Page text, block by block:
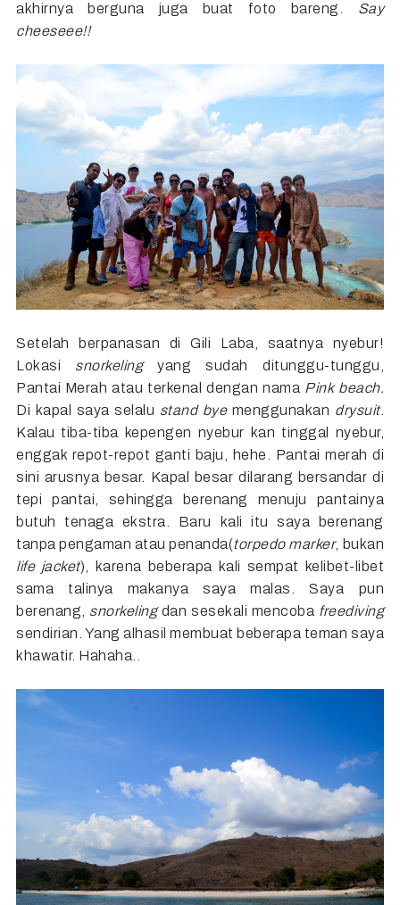
akhirnya berguna juga buat foto bareng. Say
cheeseee!!
Setelah berpanasan di Gili Laba, saatnya nyebur!
Lokasi snorkelingyang sudah ditunggu-tunggu,
Pantai Merah atau terkenal dengan nama Pink beach.
Di kapal saya selalu stand byemenggunakan drysuit.
Kalau tiba-tiba kepengen nyebur kan tinggal nyebur,
enggak repot-repot ganti baju, hehe. Pantai merah di
sini arusnya besar. Kapal besar dilarang bersandar di
tepi pantai, sehingga berenang menuju pantainya
butuh tenaga ekstra. Baru kali itu saya berenang
tanpa pengaman atau penanda(torpedo marker, bukan
life jacket), karena beberapa kali sempat kelibet-libet
sama talinya makanya saya malas. Saya pun
berenang, snorkelingdan sesekali mencoba freediving
sendirian. Yang alhasil membuat beberapa teman saya
khawatir. Hahaha..